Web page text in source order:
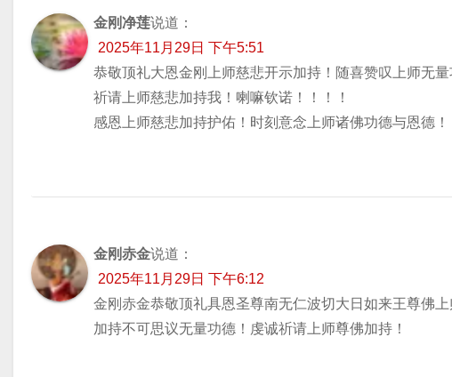
金刚净莲说道：
2025年11月29日 下午5:51
恭敬顶礼大恩金刚上师慈悲开示加持！随喜赞叹上师无量
祈请上师慈悲加持我！喇嘛钦诺！！！！
感恩上师慈悲加持护佑！时刻意念上师诸佛功德与恩德！
金刚赤金说道：
2025年11月29日 下午6:12
金刚赤金恭敬顶礼具恩圣尊南无仁波切大日如来王尊佛
加持不可思议无量功德！虔诚祈请上师尊佛加持！